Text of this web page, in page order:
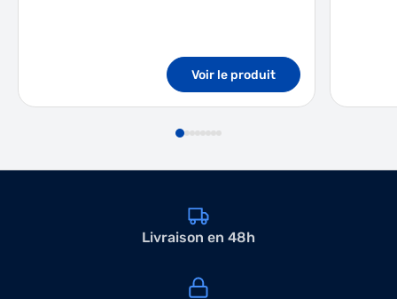
Voir le produit
Livraison en 48h